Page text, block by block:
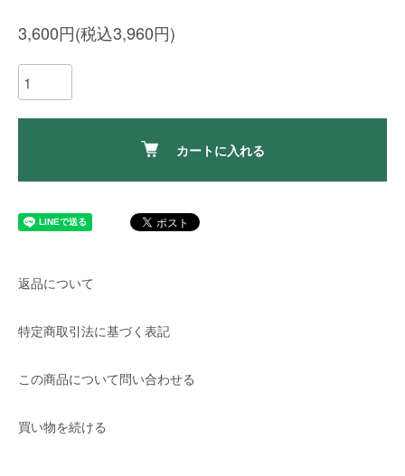
3,600円(税込3,960円)
カートに入れる
返品について
特定商取引法に基づく表記
この商品について問い合わせる
買い物を続ける